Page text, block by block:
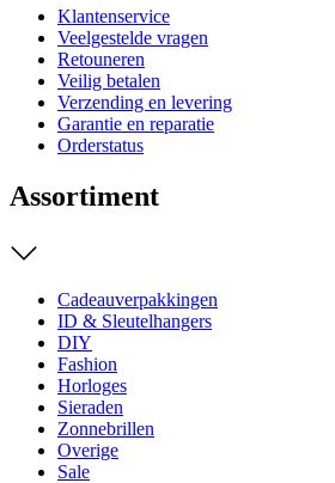
Klantenservice
Veelgestelde vragen
Retouneren
Veilig betalen
Verzending en levering
Garantie en reparatie
Orderstatus
Assortiment
Cadeauverpakkingen
ID & Sleutelhangers
DIY
Fashion
Horloges
Sieraden
Zonnebrillen
Overige
Sale